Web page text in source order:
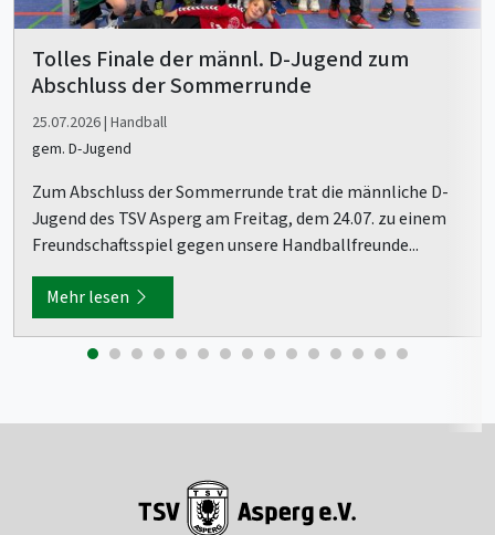
Tolles Finale der männl. D-Jugend zum
Abschluss der Sommerrunde
25.07.2026 | Handball
gem. D-Jugend
Zum Abschluss der Sommerrunde trat die männliche D-
Jugend des TSV Asperg am Freitag, dem 24.07. zu einem
Freundschaftsspiel gegen unsere Handballfreunde...
Mehr lesen